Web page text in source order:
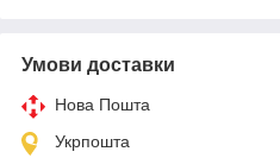
Умови доставки
Нова Пошта
Укрпошта